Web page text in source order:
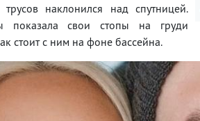
наклонился над спутницей.
показала свои стопы на груди
стоит с ним на фоне бассейна.